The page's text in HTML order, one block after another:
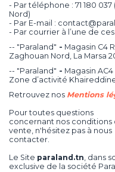
- Par téléphone : 71 180 037
Nord)
- Par E-mail :
- Par courrier à l’une de
-- "Paraland" - Magasin C4
Zaghouan Nord, La Marsa
-- "Paraland" - Magasin
Zone d’activité
Retrouvez nos Mentions
Pour toutes questions
concernant nos conditions
vente, n'hésitez pas à nous
contacter.
Le Site paraland.tn, dans
exclusive de la société